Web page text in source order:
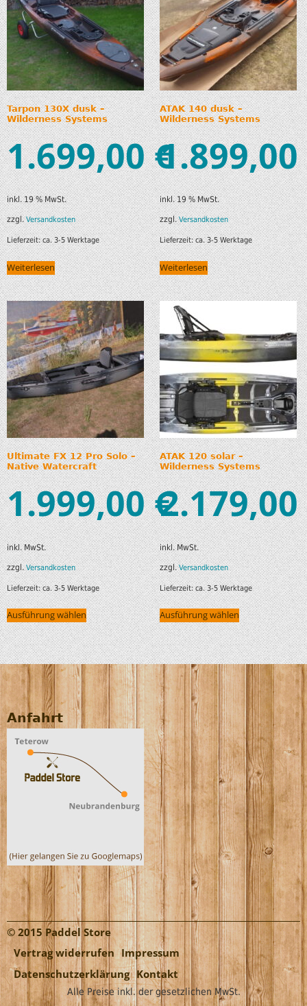
Tarpon 130X dusk –
Wilderness Systems
1.699,00€
inkl. 19 % MwSt.
zzgl.Versandkosten
Lieferzeit:ca. 3-5 Werktage
Weiterlesen
ATAK 140 dusk –
Wilderness Systems
1.899,00
inkl. 19 % MwSt.
zzgl.Versandkosten
Lieferzeit:ca. 3-5 Werktage
Weiterlesen
Ultimate FX 12 Pro Solo –
Native Watercraft
1.999,00€
inkl. MwSt.
zzgl.Versandkosten
Lieferzeit:ca. 3-5 Werktage
Ausführung wählen
ATAK 120 solar –
Wilderness Systems
2.179,00
inkl. MwSt.
zzgl.Versandkosten
Lieferzeit:ca. 3-5 Werktage
Ausführung wählen
Anfahrt
© 2015 Paddel Store
Vertrag widerrufen Impressum
Datenschutzerklärung Kontakt
Alle Preise inkl. der gesetzlichen MwSt.